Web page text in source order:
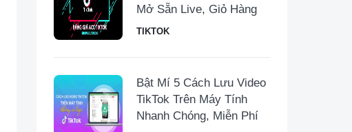
Mở Sẵn Live, Giỏ Hàng
TIKTOK
Bật Mí 5 Cách Lưu Video
TikTok Trên Máy Tính
Nhanh Chóng, Miễn Phí